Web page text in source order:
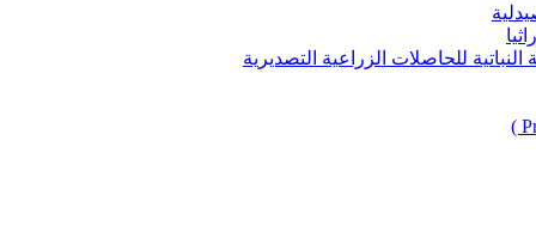
للحاصلات الزراعية التصديرية